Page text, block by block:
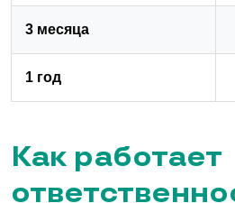
3 месяца
1 год
Как работает